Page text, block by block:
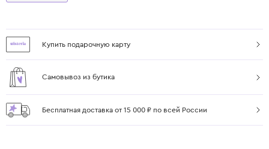
Купить подарочную карту
Самовывоз из бутика
Бесплатная доставка от 15 000 ₽ по всей России